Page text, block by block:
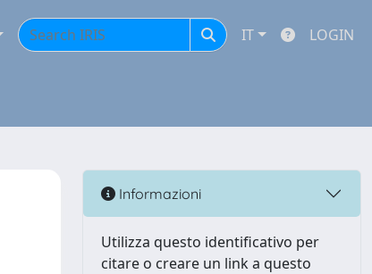
IT LOGIN
Informazioni
Utilizza questo identificativo per
citare o creare un link a questo